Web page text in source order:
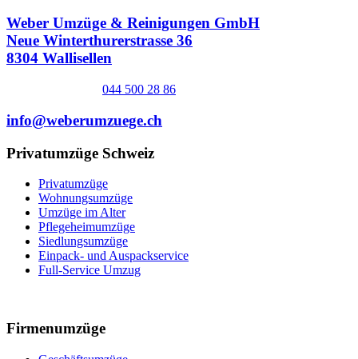
Weber Umzüge & Reinigungen GmbH
Neue Winterthurerstrasse 36
8304 Wallisellen
044 500 28 86
info@weberumzuege.ch
Privatumzüge Schweiz
Privatumzüge
Wohnungsumzüge
Umzüge im Alter
Pflegeheimumzüge
Siedlungsumzüge
Einpack- und Auspackservice
Full-Service Umzug
Firmenumzüge